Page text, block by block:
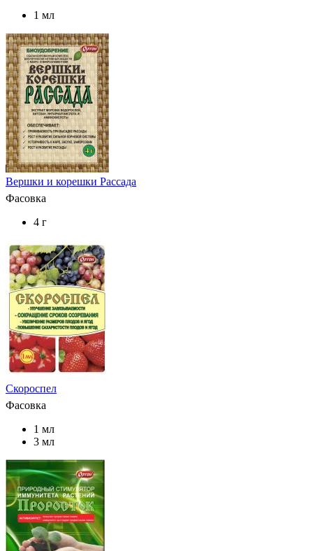
1 мл
Вершки и корешки Рассада
Фасовка
4 г
Скороспел
Фасовка
1 мл
3 мл